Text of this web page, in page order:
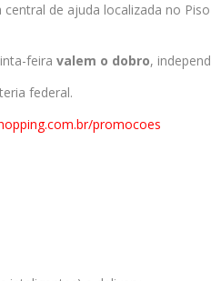
de ajuda localizada no
feira valem o dobro,
federal.
promocoes